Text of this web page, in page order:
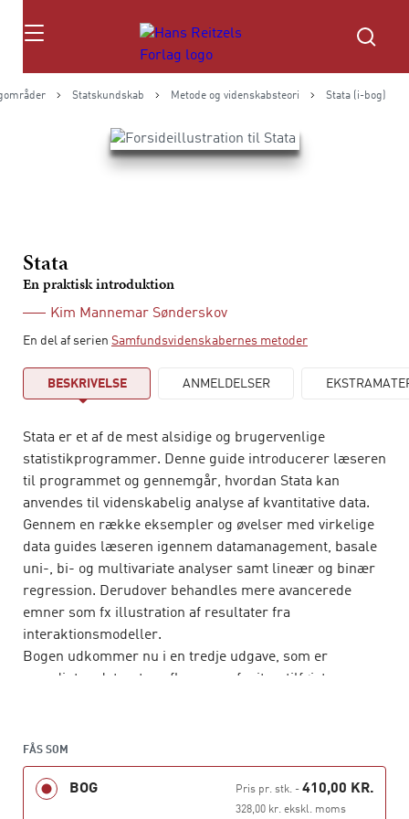
Søg
Statskundskab Metode og videnskabsteori Stata (i-bog)
Stata
En praktisk introduktion
Kim Mannemar Sønderskov
En del af serien Samfundsvidenskabernes metoder
BESKRIVELSE ANMELDELSER
Stata er et af de mest alsidige og brugervenlige
statistikprogrammer. Denne guide introducerer læseren
til programmet og gennemgår, hvordan Stata kan
anvendes til videnskabelig analyse af kvantitative data.
Gennem en række eksempler og øvelser med virkelige
data guides læseren igennem datamanagement, basale
uni-, bi- og multivariate analyser samt lineær og binær
regression. Derudover behandles mere avancerede
emner som fx illustration af resultater fra
interaktionsmodeller.
Bogen udkommer nu i en tredje udgave, som er
grundigt opdateret, og flere nye afsnit er tilføjet om
figurer.
Bogen er skrevet til studerende, der ikke tidligere har
arbejdet med statistiksoftware, og er således velegnet i
FÅS SOM
BOG Pris pr. stk.- 410,00 KR.
328,00 kr. ekskl. moms